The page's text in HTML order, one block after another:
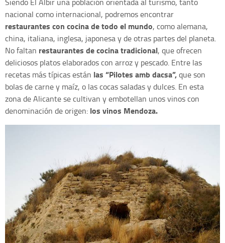
nacional como internacional, podremos encontrar
restaurantes con cocina de todo el mundo, como alemana,
china, italiana, inglesa, japonesa y de otras partes del planeta.
No faltan restaurantes de cocina tradicional, que ofrecen
deliciosos platos elaborados con arroz y pescado. Entre las
recetas más típicas están las “Pilotes amb dacsa”,que son
bolas de carne y maíz, o las cocas saladas y dulces. En esta
zona de Alicante se cultivan y embotellan unos vinos con
denominación de origen: los vinos Mendoza.